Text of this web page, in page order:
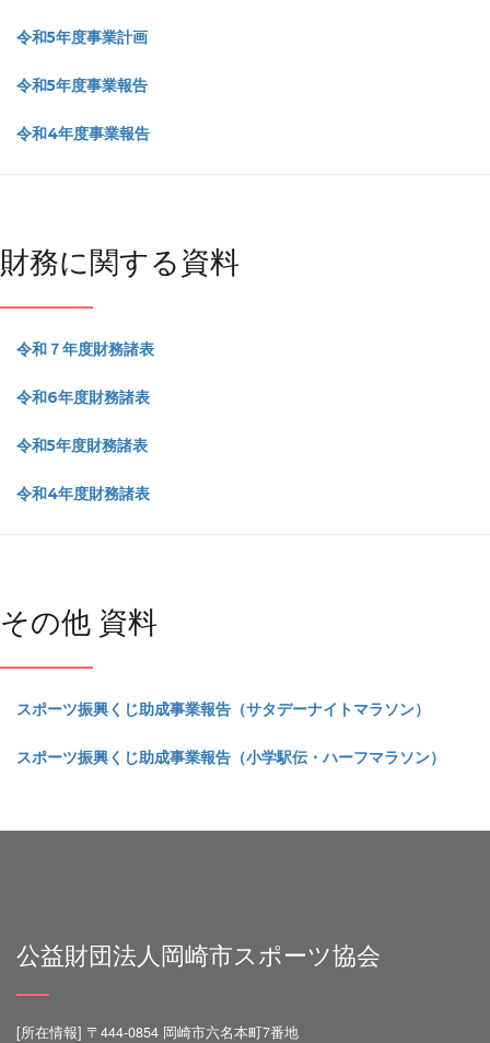
令和5年度事業計画
令和5年度事業報告
令和4年度事業報告
財務に関する資料
令和７年度財務諸表
令和6年度財務諸表
令和5年度財務諸表
令和4年度財務諸表
その他 資料
スポーツ振興くじ助成事業報告（サタデーナイトマラソン）
スポーツ振興くじ助成事業報告（小学駅伝・ハーフマラソン）
公益財団法人岡崎市スポーツ協会
[所在情報] 〒444-0854 岡崎市六名本町7番地